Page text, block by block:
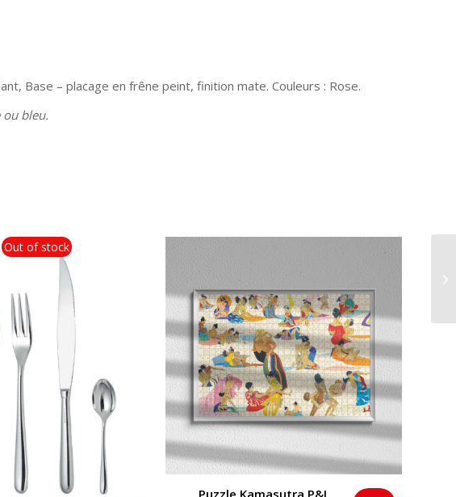
Base – placage en frêne peint, finition mate. Couleurs : Rose.
bleu.
Out of stock
Puzzle Kamasutra P&L